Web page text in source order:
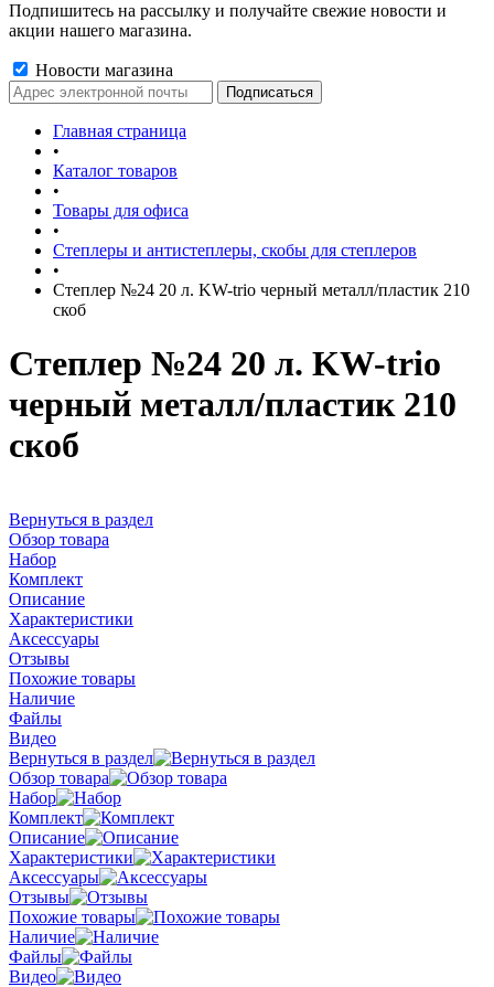
Подпишитесь на рассылку и получайте свежие новости и
акции нашего магазина.
Новости магазина
Главная страница
•
Каталог товаров
•
Товары для офиса
•
Степлеры и антистеплеры, скобы для степлеров
•
Степлер №24 20 л. KW-trio черный металл/пластик 210
скоб
Степлер №24 20 л. KW-trio
черный металл/пластик 210
скоб
Вернуться в раздел
Обзор товара
Набор
Комплект
Описание
Характеристики
Аксессуары
Отзывы
Похожие товары
Наличие
Файлы
Видео
Вернуться в раздел
Обзор товара
Набор
Комплект
Описание
Характеристики
Аксессуары
Отзывы
Похожие товары
Наличие
Файлы
Видео